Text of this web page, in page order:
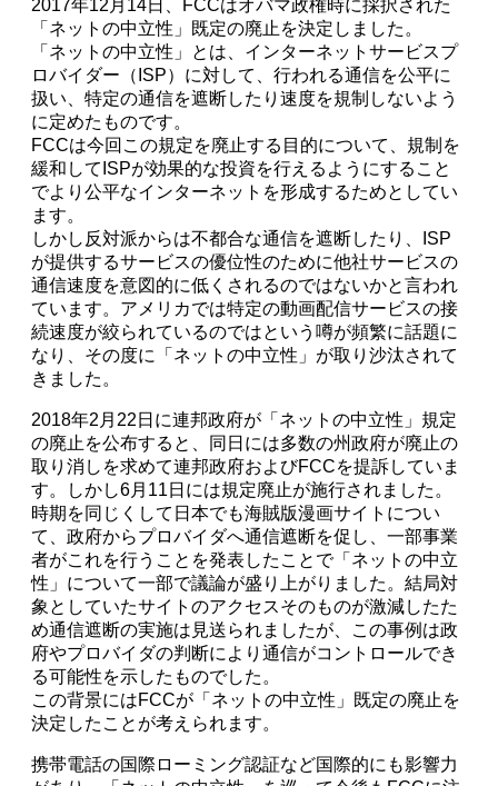
2017年12月14日、FCCはオバマ政権時に採択された
「ネットの中立性」既定の廃止を決定しました。
「ネットの中立性」とは、インターネットサービスプ
ロバイダー（ISP）に対して、行われる通信を公平に
扱い、特定の通信を遮断したり速度を規制しないよう
に定めたものです。
FCCは今回この規定を廃止する目的について、規制を
緩和してISPが効果的な投資を行えるようにすること
でより公平なインターネットを形成するためとしてい
ます。
しかし反対派からは不都合な通信を遮断したり、ISP
が提供するサービスの優位性のために他社サービスの
通信速度を意図的に低くされるのではないかと言われ
ています。アメリカでは特定の動画配信サービスの接
続速度が絞られているのではという噂が頻繁に話題に
なり、その度に「ネットの中立性」が取り沙汰されて
きました。
2018年2月22日に連邦政府が「ネットの中立性」規定
の廃止を公布すると、同日には多数の州政府が廃止の
取り消しを求めて連邦政府およびFCCを提訴していま
す。しかし6月11日には規定廃止が施行されました。
時期を同じくして日本でも海賊版漫画サイトについ
て、政府からプロバイダへ通信遮断を促し、一部事業
者がこれを行うことを発表したことで「ネットの中立
性」について一部で議論が盛り上がりました。結局対
象としていたサイトのアクセスそのものが激減したた
め通信遮断の実施は見送られましたが、この事例は政
府やプロバイダの判断により通信がコントロールでき
る可能性を示したものでした。
この背景にはFCCが「ネットの中立性」既定の廃止を
決定したことが考えられます。
携帯電話の国際ローミング認証など国際的にも影響力